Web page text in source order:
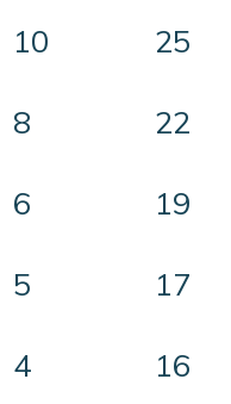
10
25
8
22
6
19
5
17
4
16